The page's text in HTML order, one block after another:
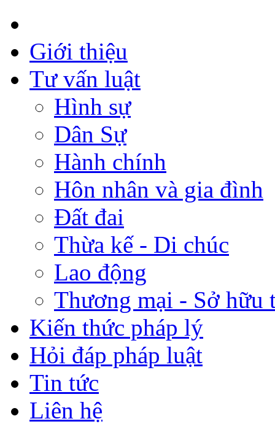
Giới thiệu
Tư vấn luật
Hình sự
Dân Sự
Hành chính
Hôn nhân và gia đình
Đất đai
Thừa kế - Di chúc
Lao động
Thương mại - Sở hữu
Kiến thức pháp lý
Hỏi đáp pháp luật
Tin tức
Liên hệ